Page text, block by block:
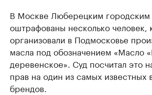
В Москве Люберецким городским
оштрафованы несколько человек,
организовали в Подмосковье
масла под обозначением «Масло
деревенское». Суд посчитал это
прав на один из самых известных
брендов.